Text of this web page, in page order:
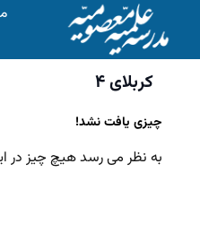
کربلای ۴
چیزی یافت نشد!
به نظر می رسد هیچ چیز در